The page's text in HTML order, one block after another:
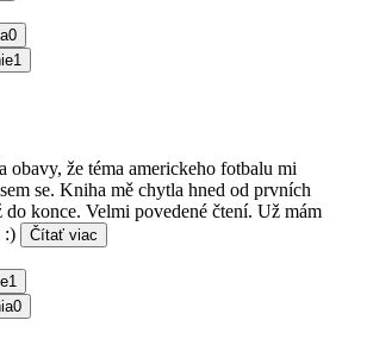
0
1
obavy, že téma americkeho fotbalu mi
se. Kniha mě chytla hned od prvních
do konce. Velmi povedené čtení. Už mám
:)
Čítať viac
1
0